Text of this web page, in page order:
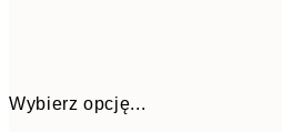
Wybierz opcję...